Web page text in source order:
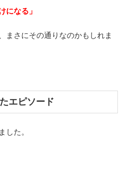
になる」
まさにその通りなのかもしれま
エピソード
した。